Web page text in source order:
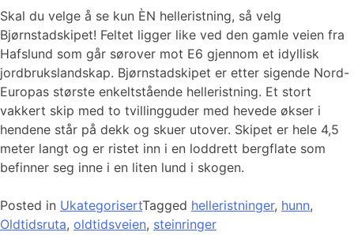
Skal du velge å se kun ÈN helleristning, så velg
Bjørnstadskipet! Feltet ligger like ved den gamle veien fra
Hafslund som går sørover mot E6 gjennom et idyllisk
jordbrukslandskap. Bjørnstadskipet er etter sigende Nord-
Europas største enkeltstående helleristning. Et stort
vakkert skip med to tvillingguder med hevede økser i
hendene står på dekk og skuer utover. Skipet er hele 4,5
meter langt og er ristet inn i en loddrett bergflate som
befinner seg inne i en liten lund i skogen.
Posted in UkategorisertTagged helleristninger, hunn,
Oldtidsruta, oldtidsveien, steinringer